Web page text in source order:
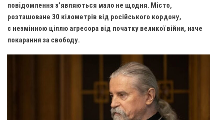
Введення у храм Пресвятої Богородиці (с. Дашківка)
Вознесіння ГНІХ (с. Витівка)
Вознесіння Господнього (м. Кобеляки)
Пророка Іллі (смт. Білики)
Різдва Пресвятої Богородиці (с. Вільховатка)
Св. Апостола Андрія Первозванного (с. Засулля)
Св. Миколая (с. Деменки)
повідомлення з’являються мало не щодня. Місто,
розташоване 30 кілометрів від російського кордону,
є незмінною ціллю агресора від початку великої війни, наче
покарання за свободу.